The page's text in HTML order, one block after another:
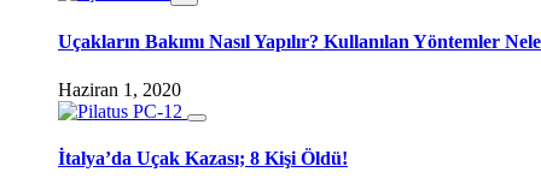
Uçakların Bakımı Nasıl Yapılır? Kullanılan Yöntemler
Haziran 1, 2020
İtalya’da Uçak Kazası; 8 Kişi Öldü!